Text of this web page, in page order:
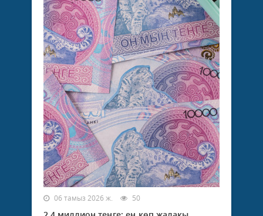
06 тамыз 2026 ж. 50